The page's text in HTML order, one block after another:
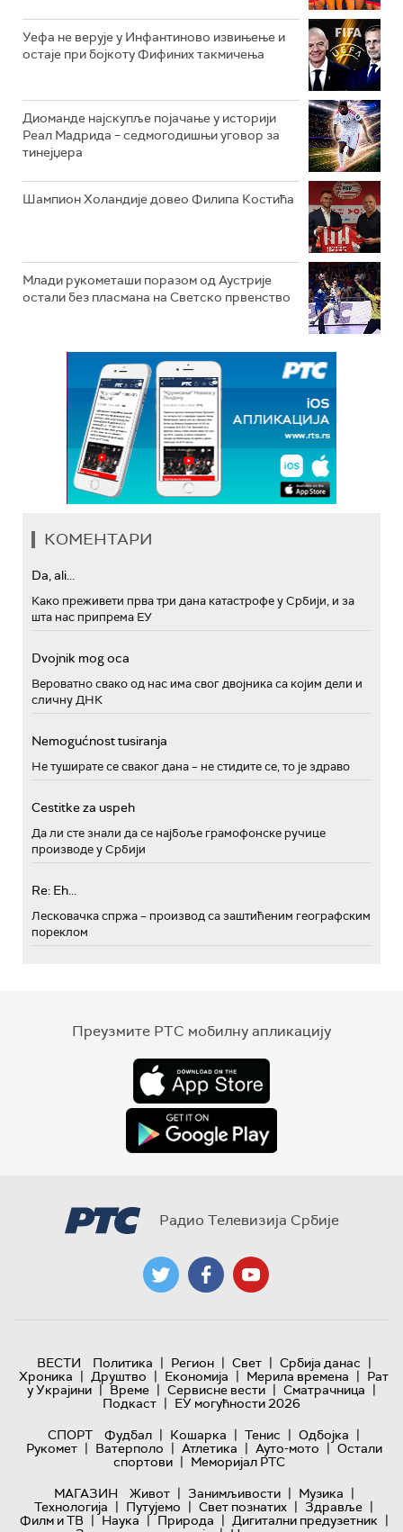
Уефа не верује у Инфантиново извињење и
остаје при бојкоту Фифиних такмичења
Диоманде најскупље појачање у историји
Реал Мадрида – седмогодишњи уговор за
тинејџера
Шампион Холандије довео Филипа Костића
Млади рукометаши поразом од Аустрије
остали без пласмана на Светско првенство
КОМЕНТАРИ
Da, ali...
Како преживети прва три дана катастрофе у Србији, и за
шта нас припрема ЕУ
Dvojnik mog oca
Вероватно свако од нас има свог двојника са којим дели и
сличну ДНК
Nemogućnost tusiranja
Не туширате се сваког дана – не стидите се, то је здраво
Cestitke za uspeh
Да ли сте знали да се најбоље грамофонске ручице
производе у Србији
Re: Eh...
Лесковачка спржа – производ са заштићеним географским
пореклом
Преузмите РТС мобилну апликацију
Радио Телевизија Србије
ВЕСТИ Политика | Регион | Свет | Србија данас |
Хроника | Друштво | Економија | Мерила времена | Рат
у Украјини | Време | Сервисне вести | Сматрачница |
Подкаст | ЕУ могућности 2026
СПОРТ
Фудбал | Кошарка | Тенис | Одбојка |
Рукомет | Ватерполо | Атлетика | Ауто-мото | Остали
спортови | Меморијал РТС
МАГАЗИН
Живот | Занимљивости | Музика |
Технологијa | Путујемо | Свет познатих | Здравље |
Филм и ТВ | Наука | Природа | Дигитални предузетник |